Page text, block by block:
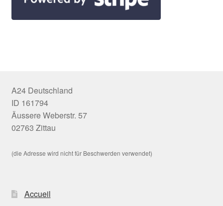
A24 Deutschland
ID 161794
Äussere Weberstr. 57
02763 Zittau
(die Adresse wird nicht für Beschwerden verwendet)
Accueil